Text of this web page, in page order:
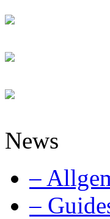
News
–
–